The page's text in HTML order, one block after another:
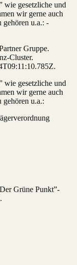
wie gesetzliche und
wir gerne auch
u.a.: -
Gruppe.
Cluster.
.
wie gesetzliche und
wir gerne auch
u.a.:
Grüne Punkt”-